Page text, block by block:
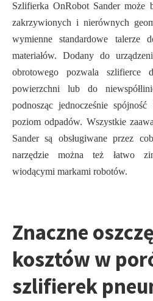
Szlifierka OnRobot Sander może
zakrzywionych i nierównych
wymienne standardowe talerze
materiałów. Dodany do
obrotowego pozwala szlifierce
powierzchni lub do
podnosząc jednocześnie
poziom odpadów. Wszystkie
Sander są obsługiwane przez
narzędzie można też łatwo
wiodącymi markami robotów.
Znaczne
kosztów w
szlifierek